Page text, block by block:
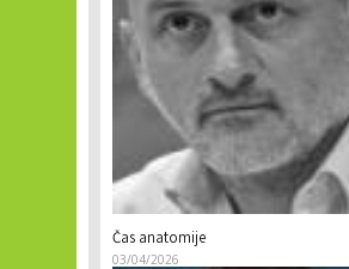
Čas anatomije
03/04/2026